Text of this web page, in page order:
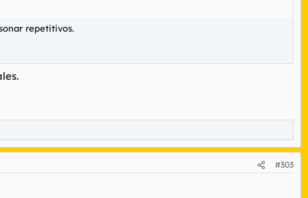
repetitivos.
#303